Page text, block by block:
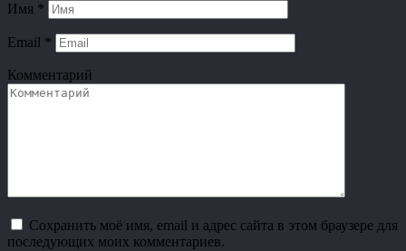
Имя *
Email *
Комментарий
Сохранить моё имя, email и адрес сайта в этом браузере для
последующих моих комментариев.